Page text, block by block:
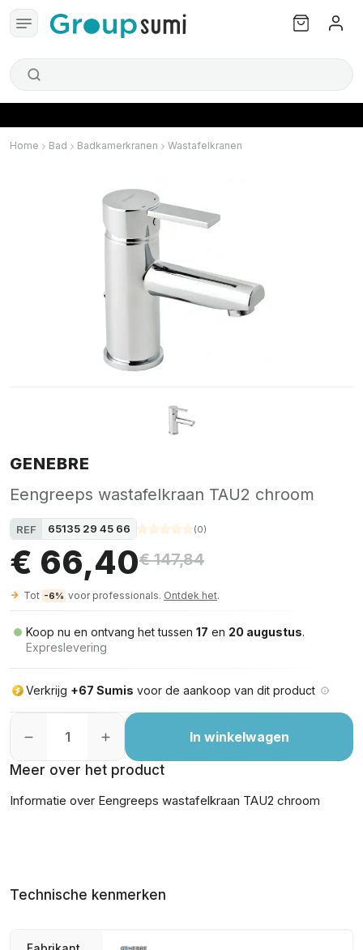
Home Bad Badkamerkranen Wastafelkranen
GENEBRE
Eengreeps wastafelkraan TAU2 chroom
REF 65135 29 45 66 (0)
€ 66,40€ 147,84
Tot -6% voor professionals. Ontdek het.
Koop nu en ontvang het tussen 17 en 20 augustus.
Expreslevering
Verkrijg +67 Sumis voor de aankoop van dit product
In winkelwagen
Meer over het product
Informatie over Eengreeps wastafelkraan TAU2 chroom
Technische kenmerken